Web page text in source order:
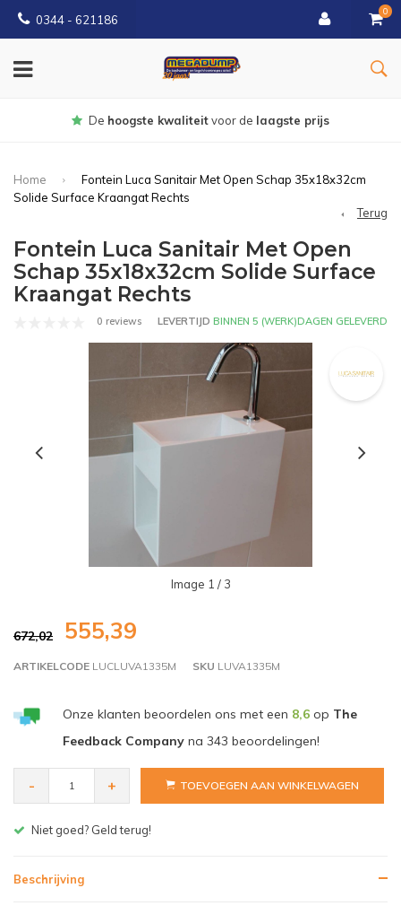
0344 - 621186
0
Gratisbezorgd vanaf € 150
Home
Fontein Luca Sanitair Met Open Schap 35x18x32cm
Solide Surface Kraangat Rechts
Terug
Fontein Luca Sanitair Met Open
Schap 35x18x32cm Solide Surface
Kraangat Rechts
0 reviews LEVERTIJD BINNEN 5 (WERK)DAGEN GELEVERD
Image 1 / 3
672,02 555,39
ARTIKELCODE LUCLUVA1335M SKU LUVA1335M
Onze klanten beoordelen ons met een 8,6op The
Feedback Companyna 343 beoordelingen!
- + TOEVOEGEN AAN WINKELWAGEN
Gratis bezorgen v.a. € 150,- (NL)
Beschrijving